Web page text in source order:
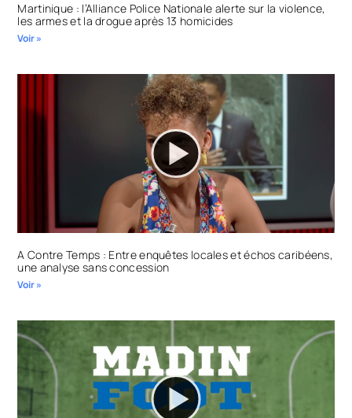
Martinique : l’Alliance Police Nationale alerte sur la violence,
les armes et la drogue après 13 homicides
Voir »
A Contre Temps : Entre enquêtes locales et échos caribéens,
une analyse sans concession
Voir »